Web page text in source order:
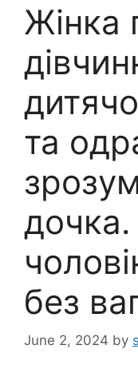
Жінка
та
дочка.
без
June 2, 2024 by